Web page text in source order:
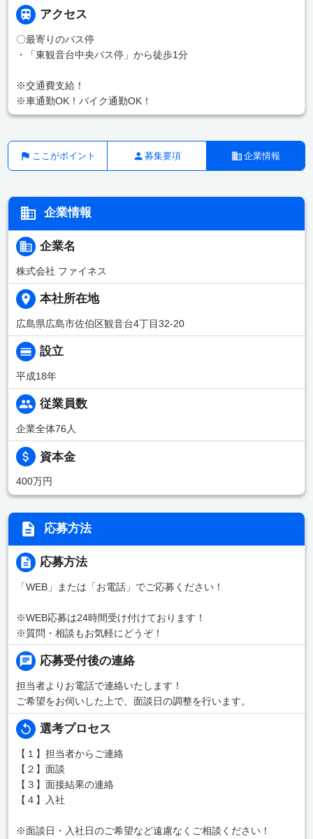
アクセス
〇最寄りのバス停
・「東観音台中央バス停」から徒歩1分
※交通費支給！
※車通勤OK！バイク通勤OK！
ここがポイント 募集要項 企業情報
企業情報
企業名
株式会社 ファイネス
本社所在地
広島県広島市佐伯区観音台4丁目32-20
設立
平成18年
従業員数
企業全体76人
資本金
400万円
応募方法
応募方法
「WEB」または「お電話」でご応募ください！
※WEB応募は24時間受け付けております！
※質問・相談もお気軽にどうぞ！
応募受付後の連絡
担当者よりお電話で連絡いたします！
ご希望をお伺いした上で、面談日の調整を行います。
選考プロセス
【１】担当者からご連絡
【２】面談
【３】面接結果の連絡
【４】入社
※面談日・入社日のご希望など遠慮なくご相談ください！